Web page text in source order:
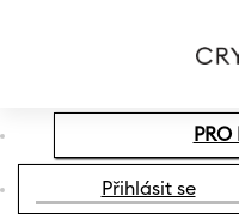
PRO
Přihlásit se